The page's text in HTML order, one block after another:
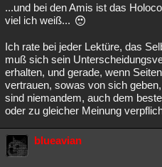
...und bei den Amis ist das
viel ich weiß...
Ich rate bei jeder Lektüre, das
muß sich sein
erhalten, und gerade, wenn
vertrauen, sowas von sich
sind niemandem, auch dem
oder zu gleicher Meinung
blueavian